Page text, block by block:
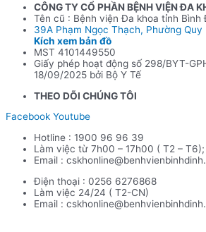
CÔNG TY CỔ PHẦN BỆNH VIỆN ĐA
Tên cũ : Bệnh viện Đa khoa tỉnh Bình
39A Phạm Ngọc Thạch, Phường Quy
Kích xem bản đồ
MST 4101449550
Giấy phép hoạt động số 298/BYT-
18/09/2025 bởi Bộ Y Tế
THEO DÕI CHÚNG TÔI
Facebook Youtube
Hotline : 1900 96 96 39
Làm việc từ 7h00 – 17h00 ( T2 –
Email :
Điện thoại : 0256 6276868
Làm việc 24/24 ( T2-CN)
Email :